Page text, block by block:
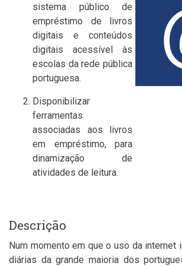
sistema público de
empréstimo de livros
digitais e conteúdos
digitais acessível às
escolas da rede pública
portuguesa.
Disponibilizar
ferramentas
associadas aos livros
em empréstimo, para
dinamização de
atividades de leitura.
Descrição
Num momento em que o uso da internet
diárias da grande maioria dos